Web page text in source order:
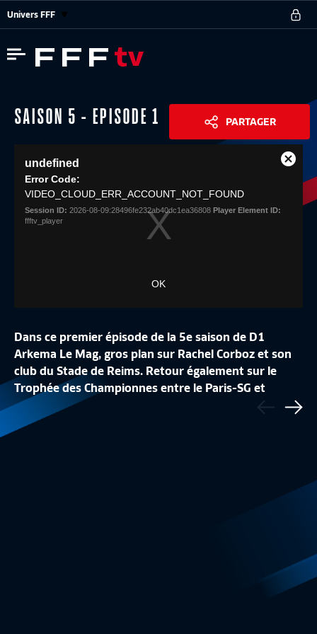
Univers FFF
SAISON 5 - EPISODE 1 PARTAGER
Share
modal
undefined
Error Code:
VIDEO_CLOUD_ERR_ACCOUNT_NOT_FOUND
Session ID: 2026-08-09:28496fe232ab40dc1ea36808 Player Element ID:
ffftv_player
OK
Close
Modal
Dans ce premier épisode de la 5e saison de D1
Arkema Le Mag, gros plan sur Rachel Corboz et son
club du Stade de Reims. Retour également sur le
Trophée des Championnes entre le Paris-SG et
l'Olympique Lyonnais.
Précédent
D1 ARKEMA LE MAG, SAISON 5 - EPISODE
19
D1 Arkema
D1 ARKEMA LE